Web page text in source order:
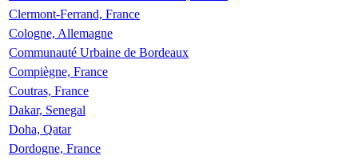
Clermont-Ferrand, France
Cologne, Allemagne
Communauté Urbaine de Bordeaux
Compiègne, France
Coutras, France
Dakar, Senegal
Doha, Qatar
Dordogne, France